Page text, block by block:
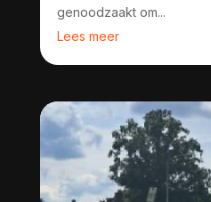
genoodzaakt om...
Lees meer